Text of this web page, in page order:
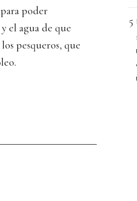
poder
el agua de que
pesqueros, que